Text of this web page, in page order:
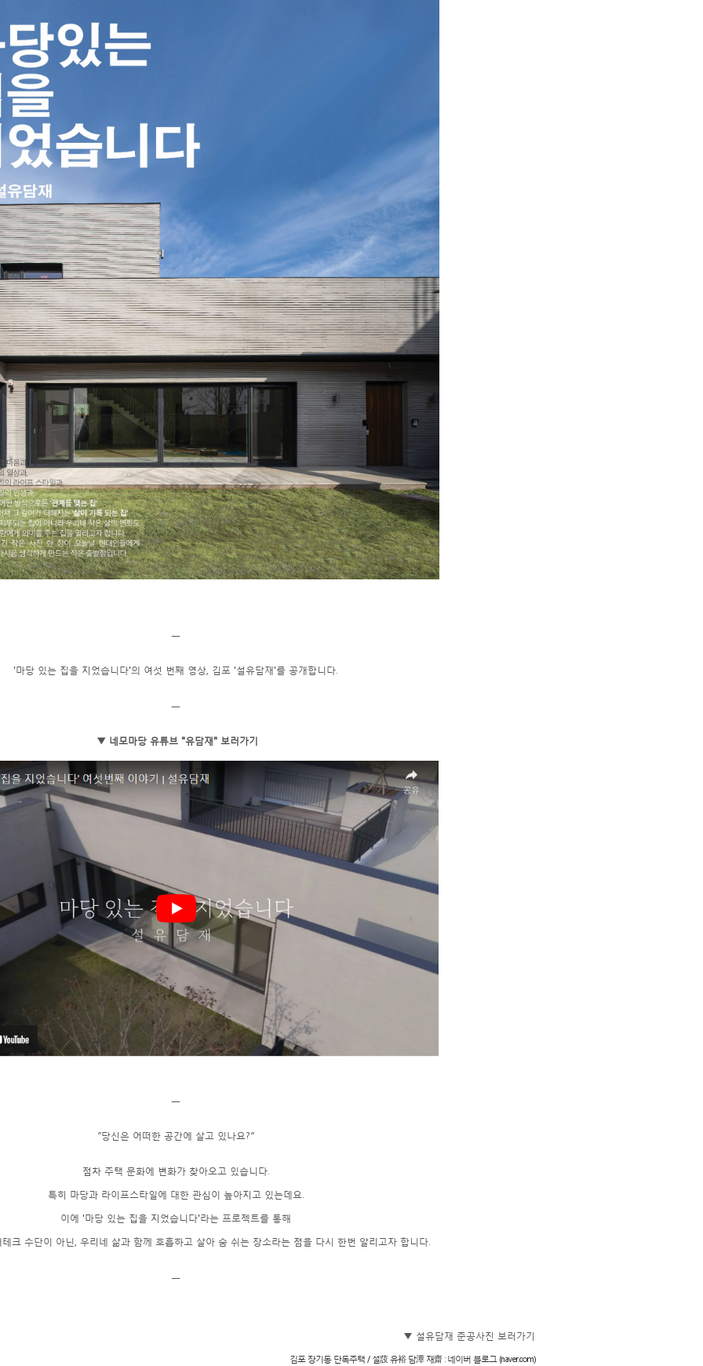
ㅡ
'마당 있는 집을 지었습니다'의 여섯 번째 영상, 김포 '설유담재'를 공개합니다.
ㅡ
▼ 네모마당 유튜브 "유담재" 보러가기
ㅡ
“당신은 어떠한 공간에 살고 있나요?”
점차 주택 문화에 변화가 찾아오고 있습니다.
특히 마당과 라이프스타일에 대한 관심이 높아지고 있는데요.
이에 '마당 있는 집을 지었습니다'라는 프로젝트를 통해
크 수단이 아닌, 우리네 삶과 함께 호흡하고 살아 숨 쉬는 장소라는 점을 다시 한번 알리고자 합니다.
ㅡ
▼ 설유담재 준공사진 보러가기
김포 장기동 단독주택 / 설蔎 유裕 담潭 재齋 : 네이버 블로그 (naver.com)